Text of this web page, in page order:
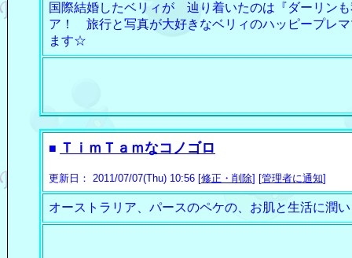
国際結婚したベリィが 辿り着いたのは『ダーリン
ア！ 旅行と写真が大好きなベリィのハッピープレ
ます☆
■ ＴｉｍＴａｍなコノゴロ
更新日： 2011/07/07(Thu) 10:56 [修正・削除] [管理者に通知]
オーストラリア、パースのペケの、お肌と生活に潤